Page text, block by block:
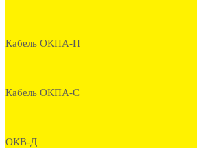
Кабель ОКПА-П
Кабель ОКПА-С
ОКВ-Д